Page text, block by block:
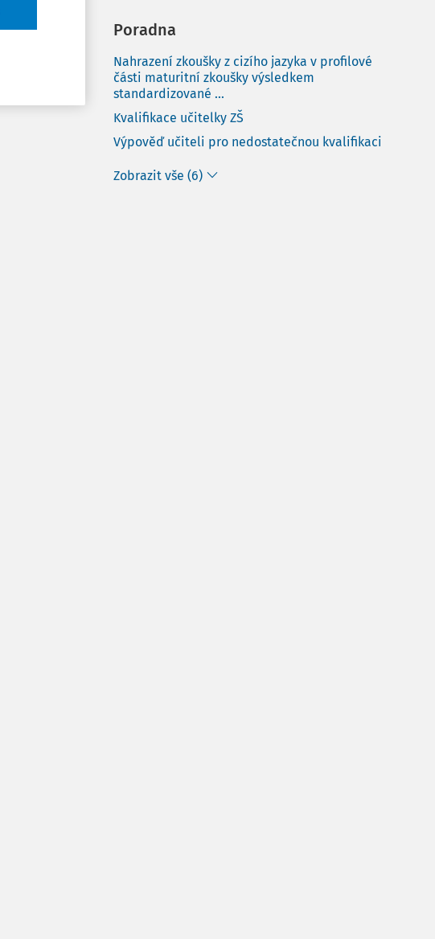
Poradna
Nahrazení zkoušky z cizího jazyka v profilové
části maturitní zkoušky výsledkem
standardizované ...
Kvalifikace učitelky ZŠ
Výpověď učiteli pro nedostatečnou kvalifikaci
Zobrazit vše (6)